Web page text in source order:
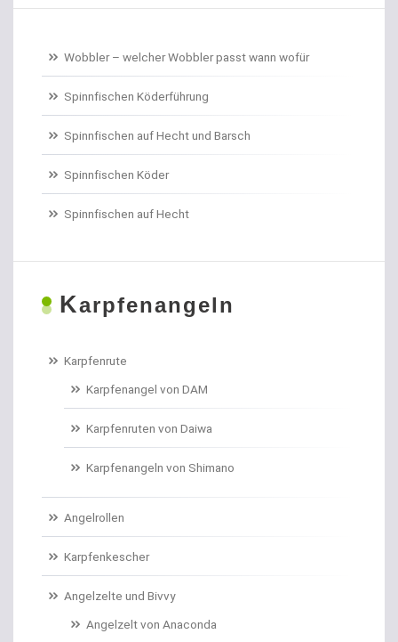
Birnenbleie
Bissanzeiger
Bivytable
Bleisets
Blinker
Bodentaster
Boilies
Brandungs- / Weitwurfrollen
Brandungsbleie
Brothaken gebunden
Wobbler – welcher Wobbler passt wann wofür
Spinnfischen Köderführung
Spinnfischen auf Hecht und Barsch
Spinnfischen Köder
Spinnfischen auf Hecht
Karpfenangeln
Karpfenrute
Karpfenangel von DAM
Karpfenruten von Daiwa
Karpfenangeln von Shimano
Angelrollen
Karpfenkescher
Angelzelte und Bivvy
Angelzelt von Anaconda